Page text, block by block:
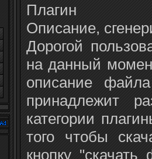
Плагин
Описание,
Дорогой
на данный
описание
принадлежит
категории
того чтобы
кнопку